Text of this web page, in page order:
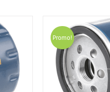
Promo!